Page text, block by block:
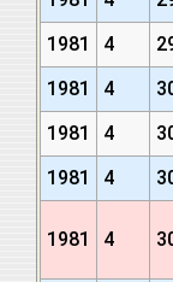
1981
4
1981
4
1981
4
1981
4
1981 4